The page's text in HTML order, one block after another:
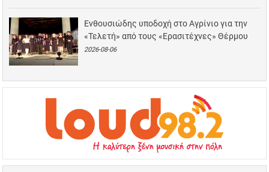
Ενθουσιώδης υποδοχή στο Αγρίνιο για την
«Τελετή» από τους «Ερασιτέχνες» Θέρμου
2026-08-06